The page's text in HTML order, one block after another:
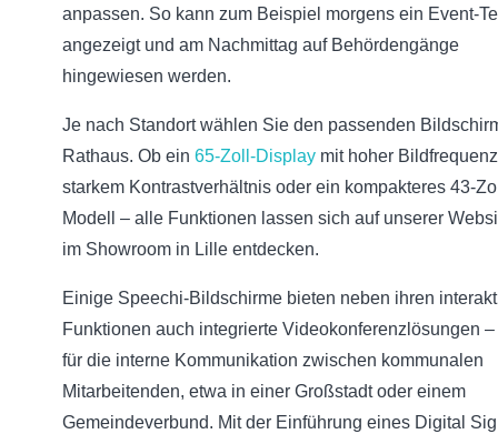
anpassen. So kann zum Beispiel morgens ein Event-
angezeigt und am Nachmittag auf Behördengänge
hingewiesen werden.
Je nach Standort wählen Sie den passenden
Rathaus. Ob ein 65-Zoll-Display mit hoher
starkem Kontrastverhältnis oder ein kompakteres 43-
Modell – alle Funktionen lassen sich auf unserer
im Showroom in Lille entdecken.
Einige Speechi-Bildschirme bieten neben ihren
Funktionen auch integrierte Videokonferenzlösungen
für die interne Kommunikation zwischen kommunalen
Mitarbeitenden, etwa in einer Großstadt oder einem
Gemeindeverbund. Mit der Einführung eines Digital